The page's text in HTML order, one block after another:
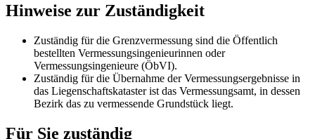
Hinweise zur Zuständigkeit
Zuständig für die Grenzvermessung sind die Öffentlich
bestellten Vermessungsingenieurinnen oder
Vermessungsingenieure (ÖbVI).
Zuständig für die Übernahme der Vermessungsergebnisse in
das Liegenschaftskataster ist das Vermessungsamt, in dessen
Bezirk das zu vermessende Grundstück liegt.
Für Sie zuständig